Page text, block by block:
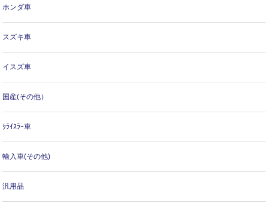
ホンダ車
スズキ車
イスズ車
国産(その他）
ｸﾗｲｽﾗｰ車
輸入車(その他)
汎用品